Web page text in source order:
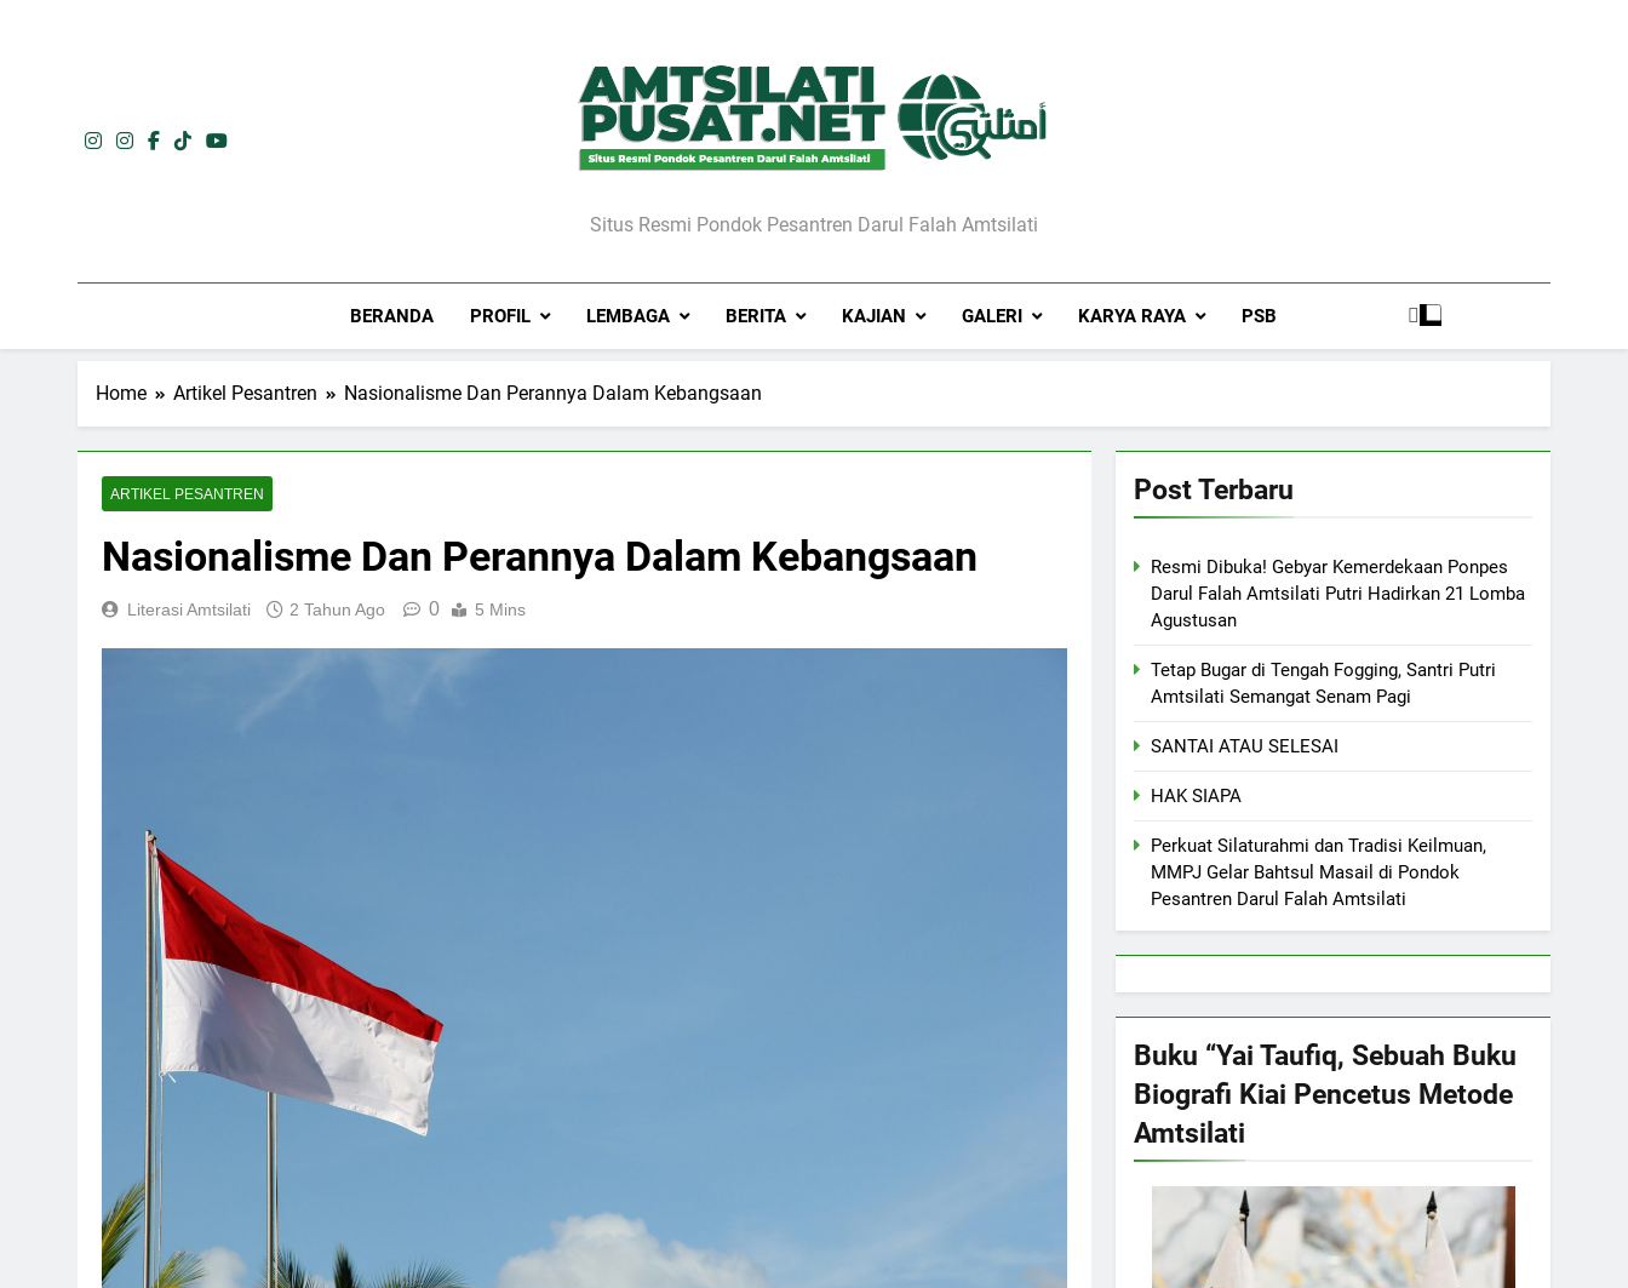
Situs Resmi Pondok Pesantren Darul Falah Amtsilati
BERANDA PROFIL LEMBAGA BERITA KAJIAN GALERI KARYA RAYA PSB
Home Artikel Pesantren Nasionalisme Dan Perannya Dalam Kebangsaan
ARTIKEL PESANTREN
Nasionalisme Dan Perannya Dalam Kebangsaan
Literasi Amtsilati 2 Tahun Ago 0 5 Mins
Post Terbaru
Resmi Dibuka! Gebyar Kemerdekaan Ponpes
Darul Falah Amtsilati Putri Hadirkan 21 Lomba
Agustusan
Tetap Bugar di Tengah Fogging, Santri Putri
Amtsilati Semangat Senam Pagi
SANTAI ATAU SELESAI
HAK SIAPA
Perkuat Silaturahmi dan Tradisi Keilmuan,
MMPJ Gelar Bahtsul Masail di Pondok
Pesantren Darul Falah Amtsilati
Buku “Yai Taufiq, Sebuah Buku
Biografi Kiai Pencetus Metode
Amtsilati